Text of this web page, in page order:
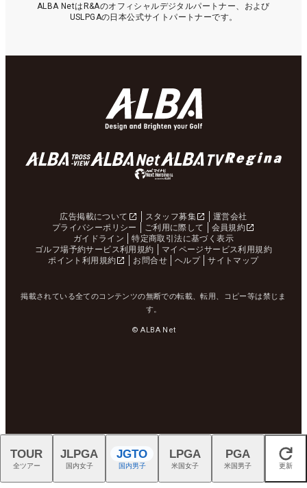
ALBA NetはR&Aのオフィシャルデジタルパートナー、および
USLPGAの日本公式サイトパートナーです。
広告掲載について スタッフ募集
運営会社
プライバシーポリシー
ご利用に際して
会員規約
ガイドライン
特定商取引法に基づく表示
ゴルフ場予約サービス利用規約
マイページサービス利用規約
ポイント利用規約
お問合せ ヘルプ サイトマップ
掲載されている全てのコンテンツの無断での転載、転用、コピー等は禁じま
す。
© ALBA Net
閉じる
TOUR
全ツアー
JLPGA
国内女子
JGTO
国内男子
LPGA
米国女子
PGA
米国男子 更新